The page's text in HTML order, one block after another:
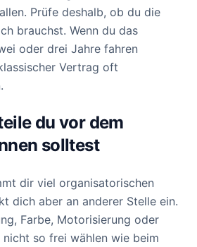
Prüfe deshalb, ob du die
brauchst. Wenn du das
oder drei Jahre fahren
Vertrag oft
du vor dem
solltest
dir viel organisatorischen
dich aber an anderer Stelle ein.
Farbe, Motorisierung oder
so frei wählen wie beim